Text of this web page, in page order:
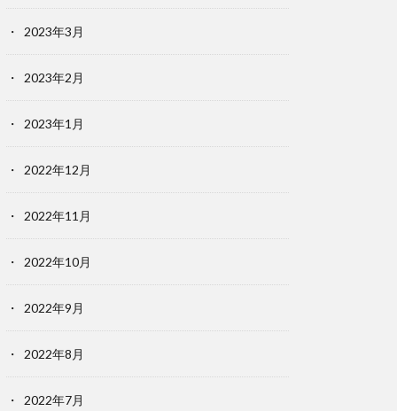
2023年3月
2023年2月
2023年1月
2022年12月
2022年11月
2022年10月
2022年9月
2022年8月
2022年7月